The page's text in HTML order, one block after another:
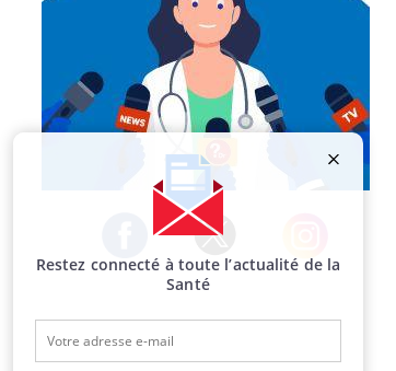
Facebook Twitter Instagram
Restez connecté à toute l’actualité de la
Santé